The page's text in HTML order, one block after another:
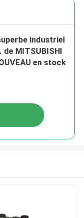
industriel
de MITSUBISHI
en stock